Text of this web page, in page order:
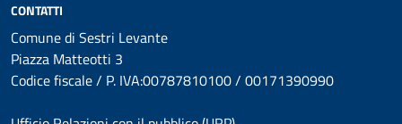
CONTATTI
Comune di Sestri Levante
Piazza Matteotti 3
Codice fiscale / P. IVA:00787810100 / 00171390990